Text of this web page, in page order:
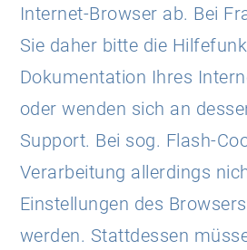
Internet-Browser ab. Bei
Sie daher bitte die
Dokumentation Ihres
oder wenden sich an
Support. Bei sog. Flash-
Verarbeitung allerdings
Einstellungen des
werden. Stattdessen